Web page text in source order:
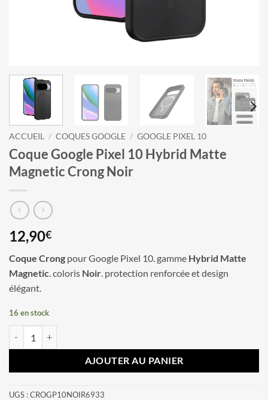
ACCUEIL / COQUES GOOGLE / GOOGLE PIXEL 10
Coque Google Pixel 10 Hybrid Matte
Magnetic Crong Noir
12,90€
Coque Crong pour Google Pixel 10. gamme Hybrid Matte
Magnetic. coloris Noir. protection renforcée et design
élégant.
16 en stock
AJOUTER AU PANIER
UGS :CROGP10NOIR6933